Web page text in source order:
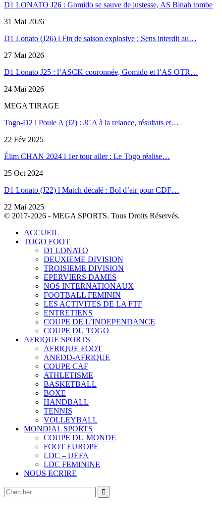
D1 LONATO J26 : Gomido se sauve de justesse, AS Binah tombe
31 Mai 2026
D1 Lonato (J26) l Fin de saison explosive : Sens interdit au…
27 Mai 2026
D1 Lonato J25 : l’ASCK couronnée, Gomido et l’AS OTR…
24 Mai 2026
MEGA TIRAGE
Togo-D2 l Poule A (J2) : JCA à la relance, résultats et…
22 Fév 2025
Élim CHAN 2024 l 1er tour aller : Le Togo réalise…
25 Oct 2024
D1 Lonato (J22) l Match décalé : Bol d’air pour CDF…
22 Mai 2025
© 2017-2026 - MEGA SPORTS. Tous Droits Réservés.
ACCUEIL
TOGO FOOT
D1 LONATO
DEUXIEME DIVISION
TROISIEME DIVISION
EPERVIERS DAMES
NOS INTERNATIONAUX
FOOTBALL FEMININ
LES ACTIVITES DE LA FTF
ENTRETIENS
COUPE DE L’INDEPENDANCE
COUPE DU TOGO
AFRIQUE SPORTS
AFRIQUE FOOT
ANEDD-AFRIQUE
COUPE CAF
ATHLETISME
BASKETBALL
BOXE
HANDBALL
TENNIS
VOLLEYBALL
MONDIAL SPORTS
COUPE DU MONDE
FOOT EUROPE
LDC – UEFA
LDC FEMININE
NOUS ECRIRE